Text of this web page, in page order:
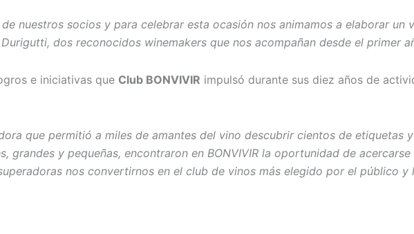
nuestros socios y para celebrar esta ocasión nos animamos a elaborar un
dos reconocidos winemakers que nos acompañan desde el primer
e iniciativas que Club BONVIVIR impulsó durante sus diez años de
que permitió a miles de amantes del vino descubrir cientos de etiquetas
y pequeñas, encontraron en BONVIVIR la oportunidad de
nos convertirnos en el club de vinos más elegido por el público y